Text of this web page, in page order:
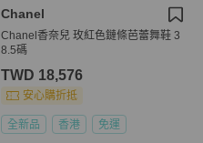
Chanel
Chanel香奈兒 玫紅色鏈條芭蕾舞鞋 3
8.5碼
TWD 18,576
安心購折抵
全新品 香港 免運